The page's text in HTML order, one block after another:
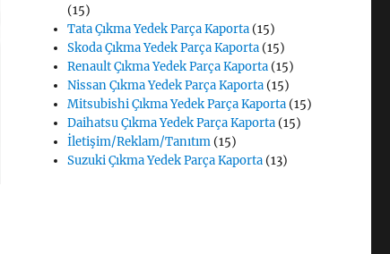
(15)
Tata Çıkma Yedek Parça Kaporta (15)
Skoda Çıkma Yedek Parça Kaporta (15)
Renault Çıkma Yedek Parça Kaporta (15)
Nissan Çıkma Yedek Parça Kaporta (15)
Mitsubishi Çıkma Yedek Parça Kaporta (15)
Daihatsu Çıkma Yedek Parça Kaporta (15)
İletişim/Reklam/Tanıtım (15)
Suzuki Çıkma Yedek Parça Kaporta (13)